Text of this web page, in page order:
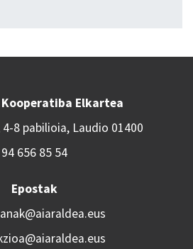
Elkartea
8 pabilioia, Laudio 01400
94 656 85 54
Epostak